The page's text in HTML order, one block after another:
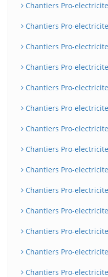
Chantiers Pro-
Chantiers Pro-
Chantiers Pro-
Chantiers Pro-
Chantiers Pro-
Chantiers Pro-
Chantiers Pro-
Chantiers Pro-
Chantiers Pro-
Chantiers Pro-
Chantiers Pro-
Chantiers Pro-
Chantiers Pro-
Chantiers Pro-